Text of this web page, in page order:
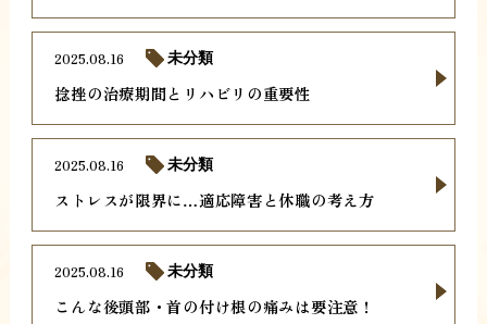
捻挫の治療期間とリハビリの重要性
2025.08.16 未分類
ストレスが限界に…適応障害と休職の考え方
2025.08.16 未分類
こんな後頭部・首の付け根の痛みは要注意！
2025.08.16 未分類